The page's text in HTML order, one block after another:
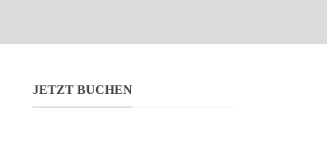
JETZT BUCHEN